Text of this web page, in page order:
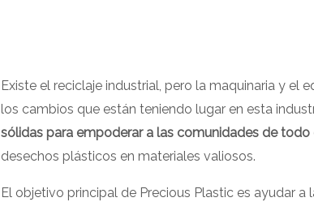
Existe el reciclaje industrial, pero la maquinaria y el
los cambios que están teniendo lugar en esta
sólidas para empoderar a las comunidades de todo
desechos plásticos en materiales valiosos.
El objetivo principal de Precious Plastic es ayudar